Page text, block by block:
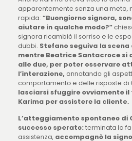
apparentemente senza una meta,
rapida: “Buongiorno signora,
aiutare in qualche modo?”
signora ricambiò il sorriso e le
dubbi. Stefano seguiva la
mentre Beatrice Santacroce si
alle due, per poter osservare
l’interazione, annotando gli
comportamento e delle risposte di
lasciarsi sfuggire ovviamente
Karima per assistere la cliente.
L’atteggiamento spontaneo di
successo sperato: terminata la
assistenza, accompagnò la